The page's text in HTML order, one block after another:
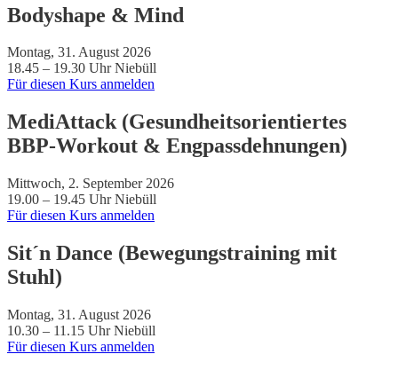
Bodyshape & Mind
Montag, 31. August 2026
18.45 – 19.30 Uhr Niebüll
Für diesen Kurs anmelden
MediAttack (Gesundheitsorientiertes
BBP-Workout & Engpassdehnungen)
Mittwoch, 2. September 2026
19.00 – 19.45 Uhr Niebüll
Für diesen Kurs anmelden
Sit´n Dance (Bewegungstraining mit
Stuhl)
Montag, 31. August 2026
10.30 – 11.15 Uhr Niebüll
Für diesen Kurs anmelden